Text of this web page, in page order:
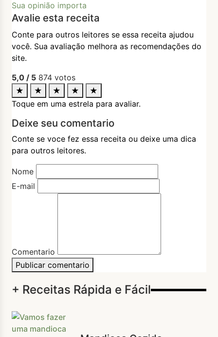
Sua opinião importa
Avalie esta receita
Conte para outros leitores se essa receita ajudou
você. Sua avaliação melhora as recomendações do
site.
5,0 / 5 874 votos
★
★ ★ ★
★
Toque em uma estrela para avaliar.
Deixe seu comentario
Conte se voce fez essa receita ou deixe uma dica
para outros leitores.
Nome
E-mail
Comentario
Publicar comentario
+ Receitas Rápida e Fácil